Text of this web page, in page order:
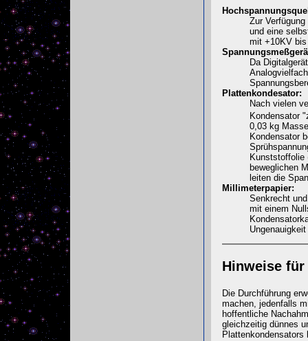
Zur
und eine
mit +10KV
Da
Plattenkondesator:
Nach vielen
Kondensator
0,03 kg
Kondensator
Kunststoffolie
beweglichen
leiten die
Millimeterpapier:
Senkrecht
mit einem
Hinweise
Die Durchführung
machen, jedenfalls
hoffentliche
gleichzeitig dünnes